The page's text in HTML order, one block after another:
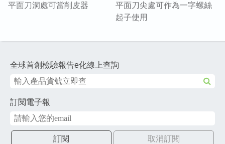
平面刀洞處可當削皮器
平面刀尖處可作為一字螺絲
起子使用
全球首創檢驗報告e化線上查詢
訂閱電子報
訂閱 取消訂閱